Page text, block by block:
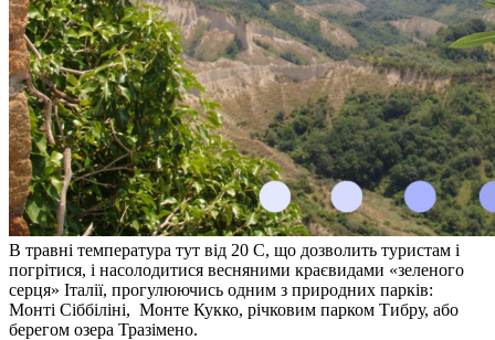
В травні температура тут від 20 С, що дозволить туристам і
погрітися, і насолодитися весняними краєвидами «зеленого
серця» Італії, прогулюючись одним з природних парків:
Монті Сіббіліні, Монте Кукко, річковим парком Тибру, або
берегом озера Тразімено.